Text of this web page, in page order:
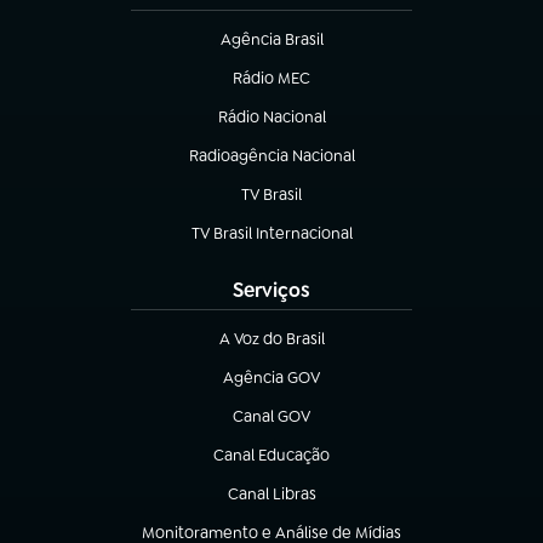
Agência Brasil
(abre em nova aba)
Rádio MEC
(abre em nova aba)
Rádio Nacional
Radioagência Nacional
(abre em nova aba)
TV Brasil
(abre em nova aba)
TV Brasil Internacional
(abre em nova aba)
Serviços
A Voz do Brasil
(abre em nova aba)
Agência GOV
(abre em nova aba)
Canal GOV
(abre em nova aba)
Canal Educação
(abre em nova aba)
Canal Libras
(abre em nova aba)
Monitoramento e Análise de Mídias